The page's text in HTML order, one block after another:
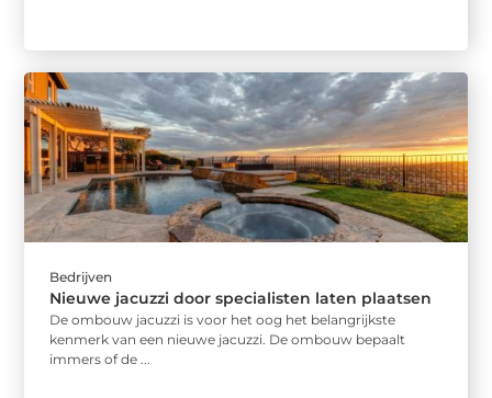
Bedrijven
Nieuwe jacuzzi door specialisten laten plaatsen
De ombouw jacuzzi is voor het oog het belangrijkste
kenmerk van een nieuwe jacuzzi. De ombouw bepaalt
immers of de ...